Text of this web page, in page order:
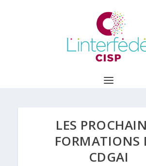
LES
FORMATIONS
CDGAI